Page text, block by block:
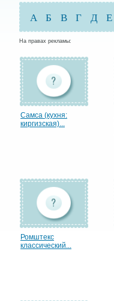
А Б В Г Д Е
На правах рекламы:
Самса (кухня:
киргизская)...
Ромштекс
классический...